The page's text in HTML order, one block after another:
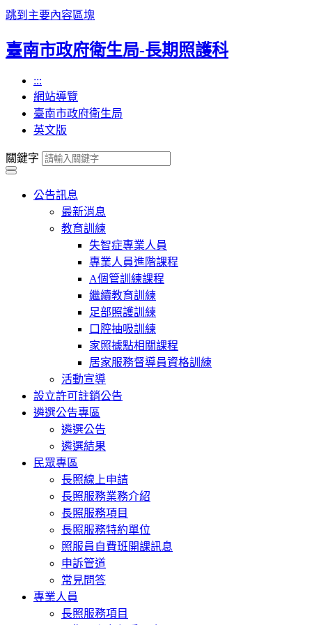
跳到主要內容區塊
臺南市政府衛生局-長期照護科
:::
網站導覽
臺南市政府衛生局
英文版
關鍵字
公告訊息
最新消息
教育訓練
失智症專業人員
專業人員進階課程
A個管訓練課程
繼續教育訓練
足部照護訓練
口腔抽吸訓練
家照據點相關課程
居家服務督導員資格訓練
活動宣導
設立許可註銷公告
遴選公告專區
遴選公告
遴選結果
民眾專區
長照線上申請
長照服務業務介紹
長照服務項目
長照服務特約單位
照服員自費班開課訊息
申訴管道
常見問答
專業人員
長照服務項目